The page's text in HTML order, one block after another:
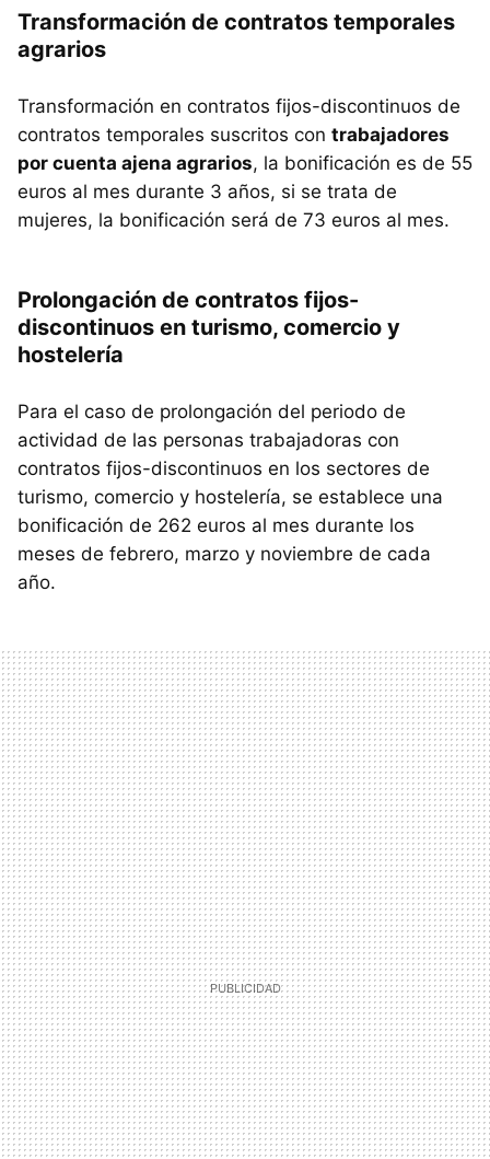
Transformación de contratos temporales
agrarios
Transformación en contratos fijos-discontinuos de
contratos temporales suscritos con trabajadores
por cuenta ajena agrarios, la bonificación es de 55
euros al mes durante 3 años, si se trata de
mujeres, la bonificación será de 73 euros al mes.
Prolongación de contratos fijos-
discontinuos en turismo, comercio y
hostelería
Para el caso de prolongación del periodo de
actividad de las personas trabajadoras con
contratos fijos-discontinuos en los sectores de
turismo, comercio y hostelería, se establece una
bonificación de 262 euros al mes durante los
meses de febrero, marzo y noviembre de cada
año.